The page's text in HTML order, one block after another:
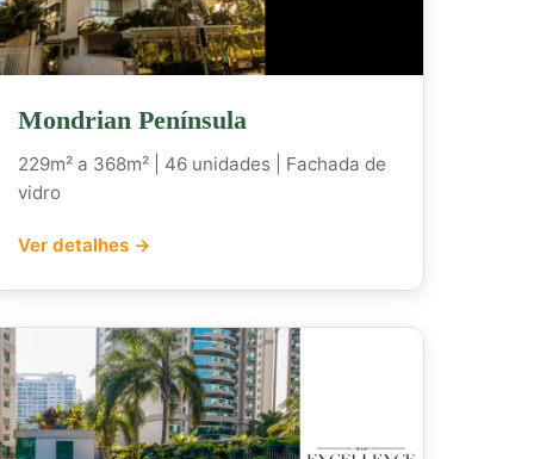
Mondrian Península
229m² a 368m² | 46 unidades | Fachada de
vidro
Ver detalhes →